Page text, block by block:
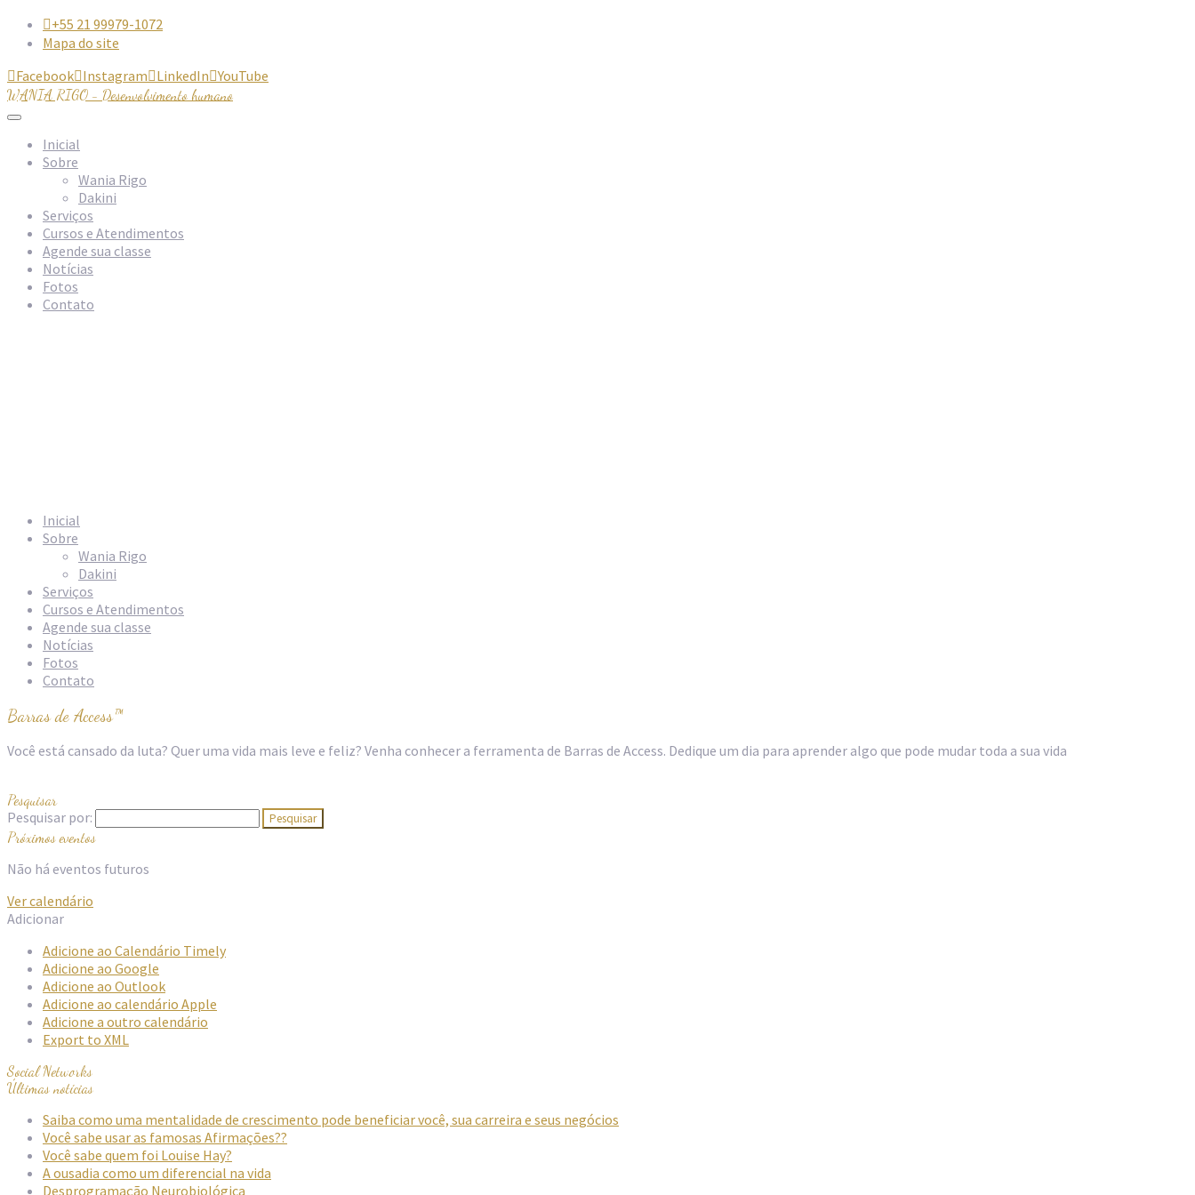
+55 21 99979-1072
Mapa do site
FacebookInstagramLinkedInYouTube
WANIA RIGO - Desenvolvimento humano
Inicial
Sobre
Wania Rigo
Dakini
Serviços
Cursos e Atendimentos
Agende sua classe
Notícias
Fotos
Contato
Inicial
Sobre
Wania Rigo
Dakini
Serviços
Cursos e Atendimentos
Agende sua classe
Notícias
Fotos
Contato
Barras de Access™
Você está cansado da luta? Quer uma vida mais leve e feliz? Venha conhecer a ferramenta de Barras de Access. Dedique um dia para aprender algo que pode mudar toda a sua vida
Pesquisar
Pesquisar por:
Próximos eventos
Não há eventos futuros
Ver calendário
Adicionar
Adicione ao Calendário Timely
Adicione ao Google
Adicione ao Outlook
Adicione ao calendário Apple
Adicione a outro calendário
Export to XML
Social Networks
Últimas notícias
Saiba como uma mentalidade de crescimento pode beneficiar você, sua carreira e seus negócios
Você sabe usar as famosas Afirmações??
Você sabe quem foi Louise Hay?
A ousadia como um diferencial na vida
Desprogramação Neurobiológica